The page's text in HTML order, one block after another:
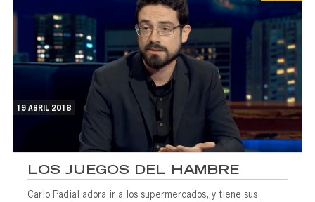
19 ABRIL 2018
LOS JUEGOS DEL HAMBRE
Carlo Padial adora ir a los supermercados, y tiene sus